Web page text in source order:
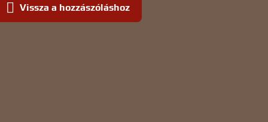
Vissza a hozzászóláshoz